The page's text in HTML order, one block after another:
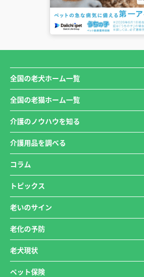
全国の老犬ホーム一覧
全国の老猫ホーム一覧
介護のノウハウを知る
介護用品を調べる
コラム
トピックス
老いのサイン
老化の予防
老犬現状
ペット保険